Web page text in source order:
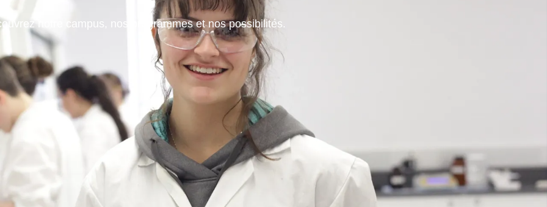
notre campus, nos programmes et nos possibilités.